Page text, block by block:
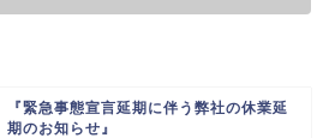
『緊急事態宣言延期に伴う弊社の休業延
期のお知らせ』